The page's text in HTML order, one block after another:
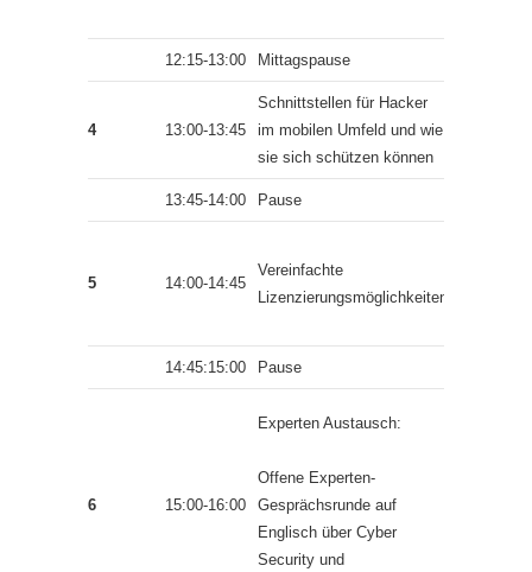
12:15-13:00 Mittagspause
4 13:00-13:45
Schnittstellen für Hacker
im mobilen Umfeld und wie
sie sich schützen können
13:45-14:00 Pause
5 14:00-14:45
Vereinfachte
Lizenzierungsmöglichkeiten
14:45:15:00 Pause
6 15:00-16:00
Experten Austausch:
Offene Experten-
Gesprächsrunde auf
Englisch über Cyber
Security und